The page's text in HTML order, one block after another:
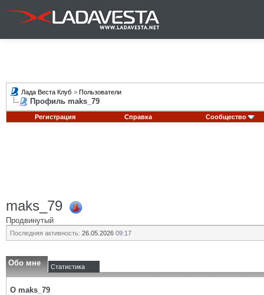
Лада Веста Клуб > Пользователи
Профиль maks_79
Регистрация Справка Сообщество
maks_79
Продвинутый
Последняя активность: 26.05.2026 09:17
Обо мне Статистика
О maks_79